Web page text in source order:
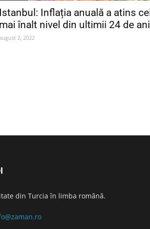
Istanbul: Inflația anuală a atins cel
mai înalt nivel din ultimii 24 de ani
2, 2022
din Turcia în limba română.